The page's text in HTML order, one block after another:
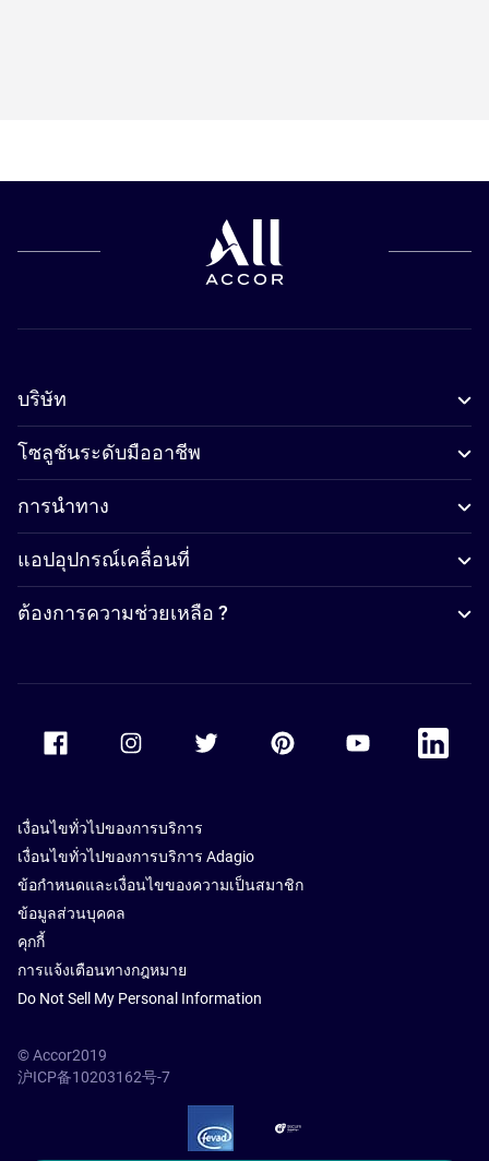
บริษัท
โซลูชันระดับมืออาชีพ
การนำทาง
แอปอุปกรณ์เคลื่อนที่
ต้องการความช่วยเหลือ ?
Accor Facebook Accor TwitterAccor PinterestAccor Youtube
Accor
เงื่อนไขทั่วไปของการบริการ
เงื่อนไขทั่วไปของการบริการ Adagio
ข้อกำหนดและเงื่อนไขของความเป็นสมาชิก
ข้อมูลส่วนบุคคล
คุกกี้
การแจ้งเตือนทางกฎหมาย
Do Not Sell My Personal Information
© Accor2019
沪ICP备10203162号-7